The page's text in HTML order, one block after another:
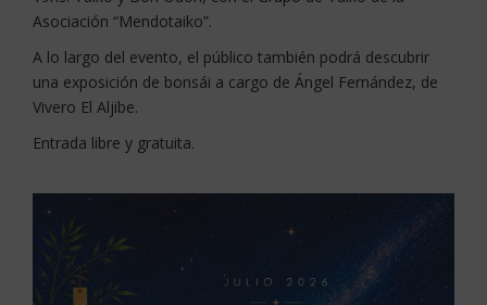
Asociación “Mendotaiko”.
A lo largo del evento, el público también podrá descubrir
una exposición de bonsái a cargo de Ángel Fernández, de
Vivero El Aljibe.
Entrada libre y gratuita.